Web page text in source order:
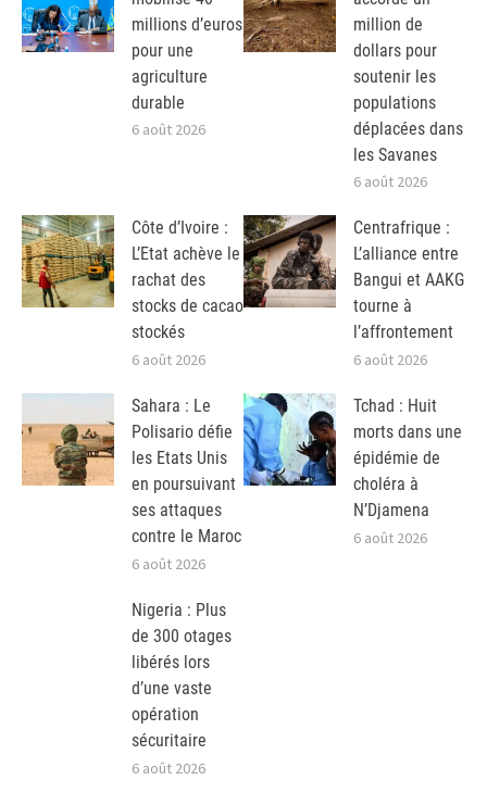
millions d’euros
pour une
agriculture
durable
6 août 2026
million de
dollars pour
soutenir les
populations
déplacées dans
les Savanes
6 août 2026
Côte d’Ivoire :
L’Etat achève le
rachat des
stocks de cacao
stockés
6 août 2026
Centrafrique :
L’alliance entre
Bangui et AAKG
tourne à
l’affrontement
6 août 2026
Sahara : Le
Polisario défie
les Etats Unis
en poursuivant
ses attaques
contre le Maroc
6 août 2026
Tchad : Huit
morts dans une
épidémie de
choléra à
N’Djamena
6 août 2026
Nigeria : Plus
de 300 otages
libérés lors
d’une vaste
opération
sécuritaire
6 août 2026